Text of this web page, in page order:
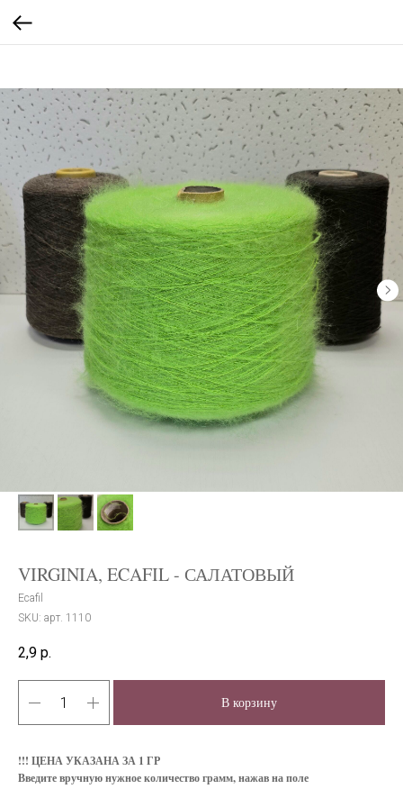
VIRGINIA, ECAFIL - САЛАТОВЫЙ
Ecafil
SKU: арт. 1110
2,9 р.
В корзину
!!! ЦЕНА УКАЗАНА ЗА 1 ГР
Введите вручную нужное количество грамм, нажав на поле